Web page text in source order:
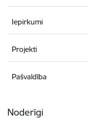
Iepirkumi
Projekti
Pašvaldība
Noderīgi